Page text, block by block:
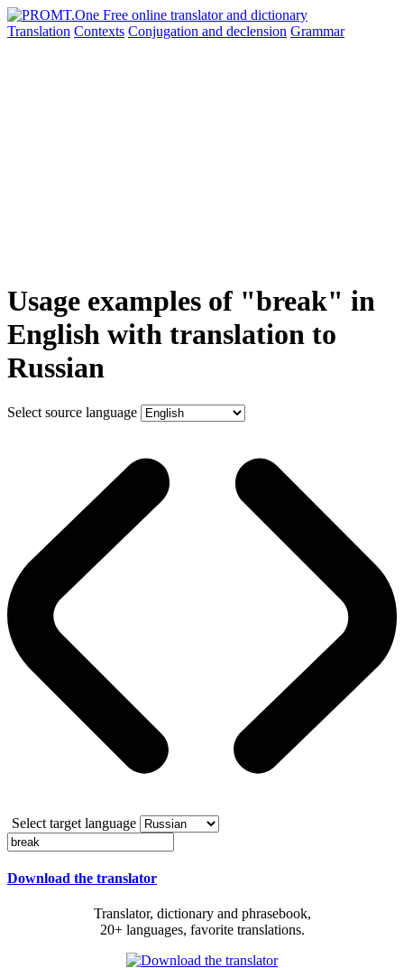
Translation Contexts Conjugation and declension Grammar
Usage examples of "break" in
English with translation to
Russian
Select source language
Select target language
Download the translator
Translator, dictionary and phrasebook,
20+ languages, favorite translations.